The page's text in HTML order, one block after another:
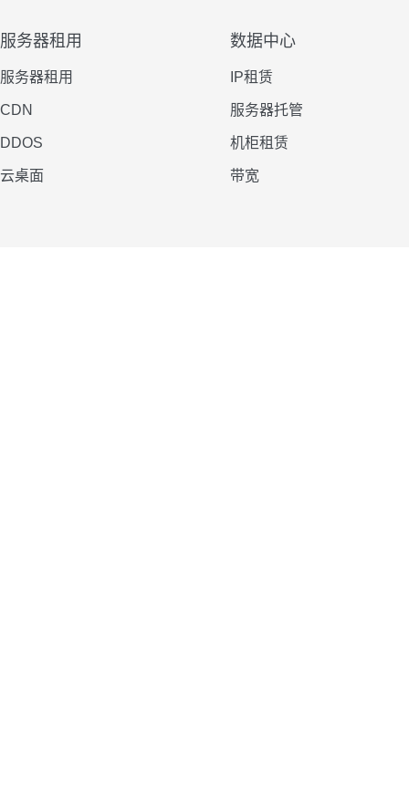
服务器租用
服务器租用
CDN
DDOS
云桌面
数据中心
IP租赁
服务器托管
机柜租赁
带宽